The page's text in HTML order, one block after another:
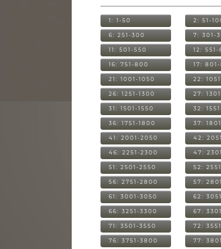
1: 1-50 2: 51-
6: 251-300 7: 301-
11: 501-550 12: 551-
16: 751-800 17:
21: 1001-1050 22:
26: 1251-1300 27:
31: 1501-1550 32:
36: 1751-1800 37:
41: 2001-2050 42:
46: 2251-2300 47:
51: 2501-2550 52:
56: 2751-2800 57:
61: 3001-3050 62:
66: 3251-3300 67:
71: 3501-3550 72:
76: 3751-3800 77: